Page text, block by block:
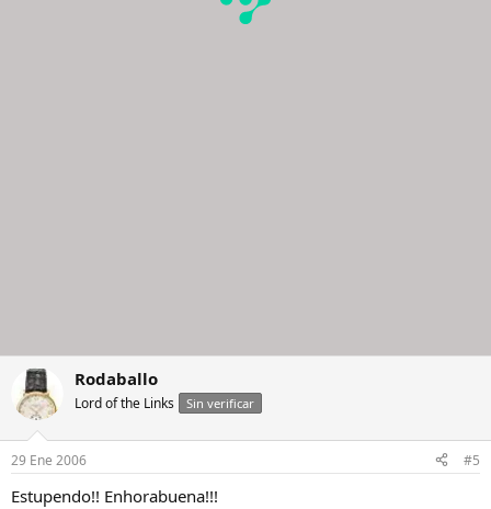
Rodaballo
Lord of the Links Sin verificar
29 Ene 2006 #5
Estupendo!! Enhorabuena!!!